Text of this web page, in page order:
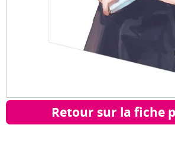
Retour sur la fiche